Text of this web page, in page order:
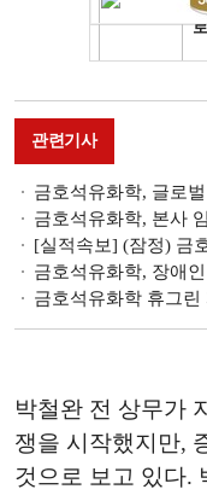
관련기사
금호석유화학, 글로벌
금호석유화학, 본사
[실적속보] (잠정) 금호석
금호석유화학, 장애
금호석유화학 휴그린 자동
박철완 전 상무가
쟁을 시작했지만,
것으로 보고 있다.